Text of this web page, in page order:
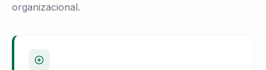
organizacional.